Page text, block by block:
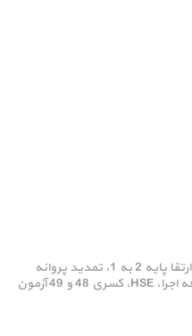
دوره های مبحث 19، ارتقا پایه 3 به 2، ارتقا پایه 2 به 1، تمدید پروانه
اشتغال نظام مهندسی البرز،ورود به حرفه اجرا، HSE، کسری 48 و 49 آزمون